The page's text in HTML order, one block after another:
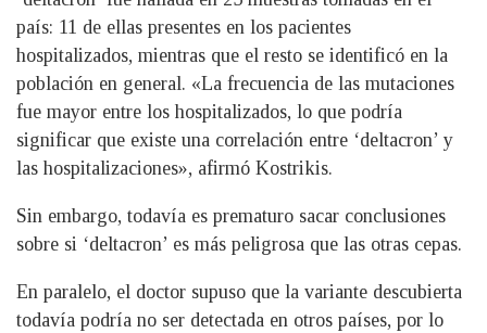
país: 11 de ellas presentes en los pacientes
hospitalizados, mientras que el resto se identificó en la
población en general. «La frecuencia de las mutaciones
fue mayor entre los hospitalizados, lo que podría
significar que existe una correlación entre ‘deltacron’ y
las hospitalizaciones», afirmó Kostrikis.
Sin embargo, todavía es prematuro sacar conclusiones
sobre si ‘deltacron’ es más peligrosa que las otras cepas.
En paralelo, el doctor supuso que la variante descubierta
todavía podría no ser detectada en otros países, por lo